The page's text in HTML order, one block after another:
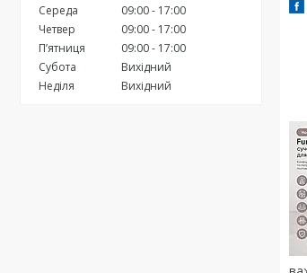
Середа
09:00
17:00
Четвер
09:00
17:00
Пʼятниця
09:00
17:00
Субота
Вихідний
Неділя
Вихідний